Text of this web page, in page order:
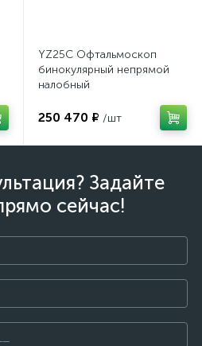
YZ25C Офтальмоскоп
бинокулярный непрямой
налобный
250 470 ₽ /шт
Задайте
сейчас!